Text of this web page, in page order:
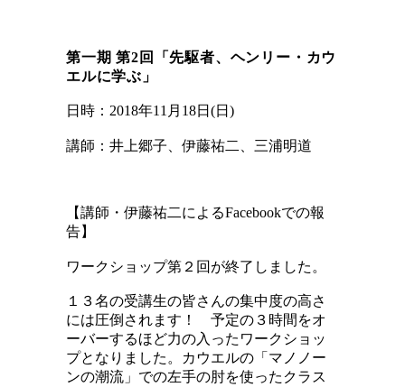
第一期 第2回「先駆者、ヘンリー・カウ
エルに学ぶ」
日時：2018年11月18日(日)
講師：井上郷子、伊藤祐二、三浦明道
【講師・伊藤祐二によるFacebookでの報
告】
ワークショップ第２回が終了しました。
１３名の受講生の皆さんの集中度の高さ
には圧倒されます！ 予定の３時間をオ
ーバーするほど力の入ったワークショッ
プとなりました。カウエルの「マノノー
ンの潮流」での左手の肘を使ったクラス